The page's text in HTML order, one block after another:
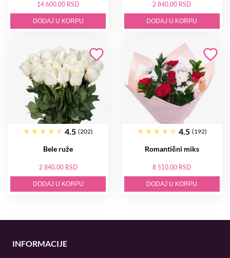
14 600.00 RSD
DODAJ U KORPU
2 840.00 RSD
DODAJ U KORPU
4.5 (202)
Bele ruže
2 840.00 RSD
DODAJ U KORPU
4.5 (192)
Romantični miks
8 510.00 RSD
DODAJ U KORPU
INFORMACIJE